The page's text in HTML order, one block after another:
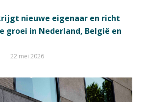
nieuwe eigenaar en richt
groei in Nederland, België en
22 mei 2026